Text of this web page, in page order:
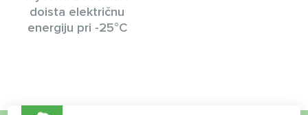
doista električnu
energiju pri -25°C